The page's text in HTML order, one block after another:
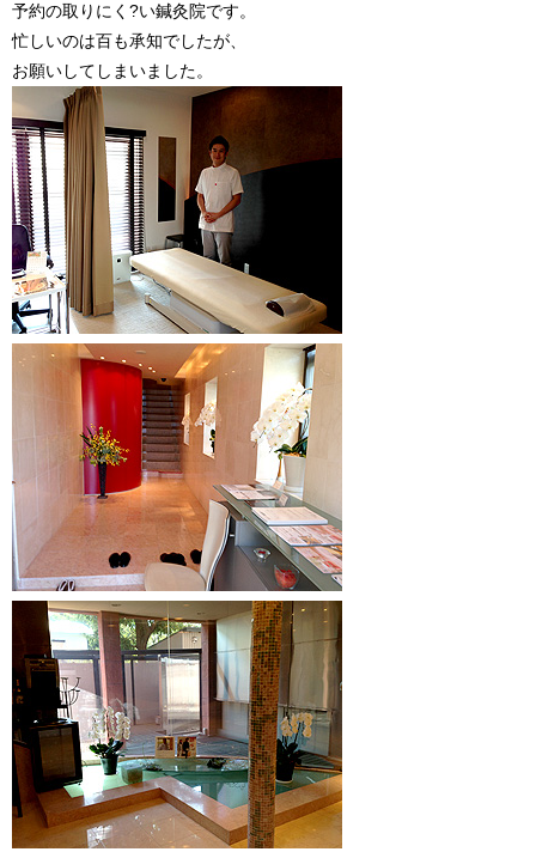
予約の取りにく?い鍼灸院です。
忙しいのは百も承知でしたが、
お願いしてしまいました。